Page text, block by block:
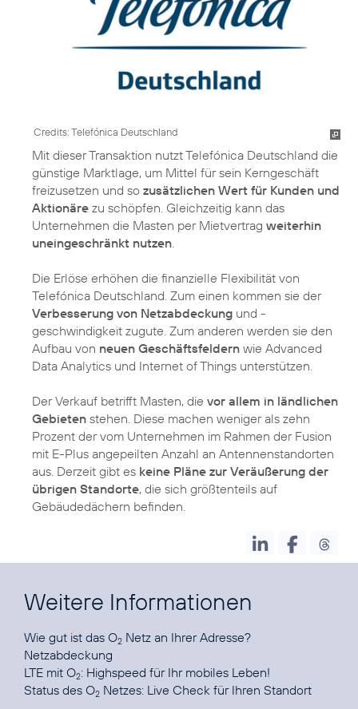
Credits: Telefónica Deutschland
Mit dieser Transaktion nutzt Telefónica Deutschland die
günstige Marktlage, um Mittel für sein Kerngeschäft
freizusetzen und so zusätzlichen Wert für Kunden und
Aktionäre zu schöpfen. Gleichzeitig kann das
Unternehmen die Masten per Mietvertrag weiterhin
uneingeschränkt nutzen
Die Erlöse erhöhen die finanzielle Flexibilität von
Telefónica Deutschland. Zum einen kommen sie der
Verbesserung von Netzabdeckung und -
geschwindigkeit zugute. Zum anderen werden sie den
Aufbau von neuen Geschäftsfeldern wie Advanced
Data Analytics und Internet of Things unterstützen.
Der Verkauf betrifft Masten, die vor allem in ländlichen
Gebieten stehen. Diese machen weniger als zehn
Prozent der vom Unternehmen im Rahmen der Fusion
mit E-Plus angepeilten Anzahl an Antennenstandorten
aus. Derzeit gibt es keine Pläne zur Veräußerung der
übrigen Standorte, die sich größtenteils auf
Gebäudedächern befinden.
Weitere Informationen
Wie gut ist das O2 Netz an Ihrer Adresse?
Netzabdeckung
LTE mit O2: Highspeed für Ihr mobiles Leben!
Status des O2 Netzes: Live Check für Ihren Standort